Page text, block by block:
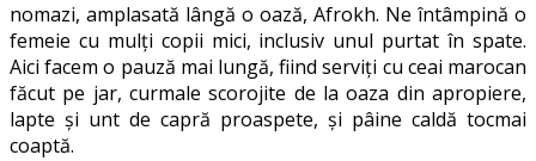
nomazi, amplasată lângă o oază, Afrokh. Ne întâmpină o
femeie cu mulţi copii mici, inclusiv unul purtat în spate.
Aici facem o pauză mai lungă, fiind serviţi cu ceai marocan
făcut pe jar, curmale scorojite de la oaza din apropiere,
lapte şi unt de capră proaspete, şi pâine caldă tocmai
coaptă.